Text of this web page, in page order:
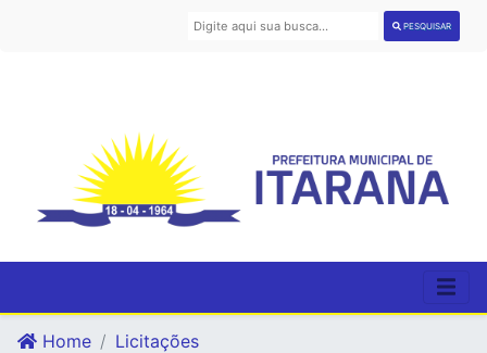
PESQUISAR
Home
Licitações